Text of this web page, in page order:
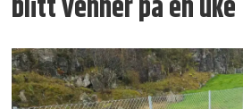
blitt venner på en uke